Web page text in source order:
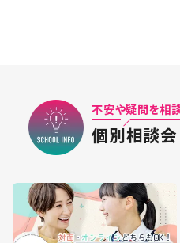
不安や疑問を相談
個別相談会